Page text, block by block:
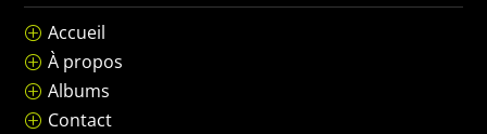
P Accueil
P À propos
P Albums
P Contact